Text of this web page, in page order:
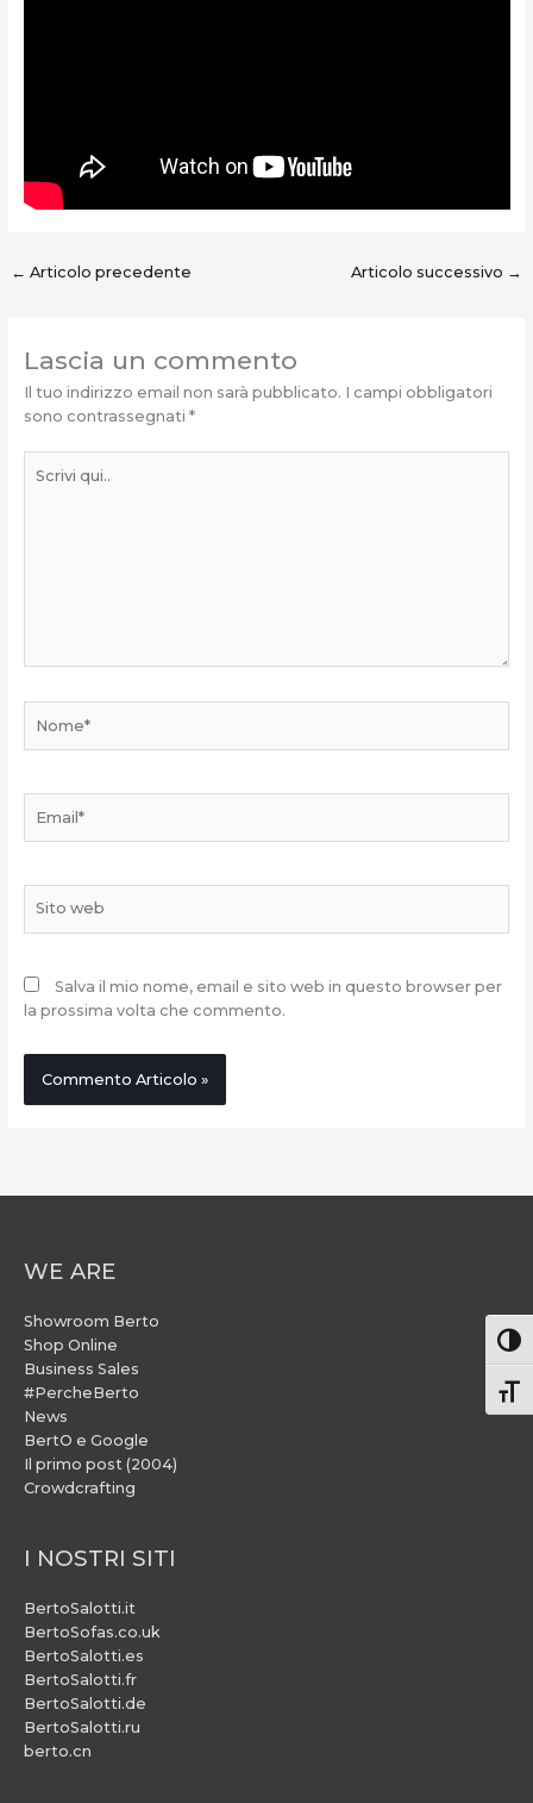
← Articolo precedente Articolo successivo →
Lascia un commento
Il tuo indirizzo email non sarà pubblicato. I campi obbligatori
sono contrassegnati *
qui..
web
Salva il mio nome, email e sito web in questo browser per
la prossima volta che commento.
WE ARE
Showroom Berto
Shop Online
Business Sales
#PercheBerto
News
BertO e Google
Il primo post (2004)
Crowdcrafting
I NOSTRI SITI
BertoSalotti.it
BertoSofas.co.uk
BertoSalotti.es
BertoSalotti.fr
BertoSalotti.de
BertoSalotti.ru
berto.cn